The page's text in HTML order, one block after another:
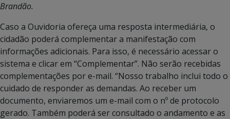
Brandão.
Caso a Ouvidoria ofereça uma resposta intermediária, o
cidadão poderá complementar a manifestação com
informações adicionais. Para isso, é necessário acessar o
sistema e clicar em “Complementar”. Não serão recebidas
complementações por e-mail. “Nosso trabalho inclui todo o
cuidado de responder as demandas. Ao receber um
documento, enviaremos um e-mail com o nº de protocolo
gerado. Também poderá ser consultado o andamento e as